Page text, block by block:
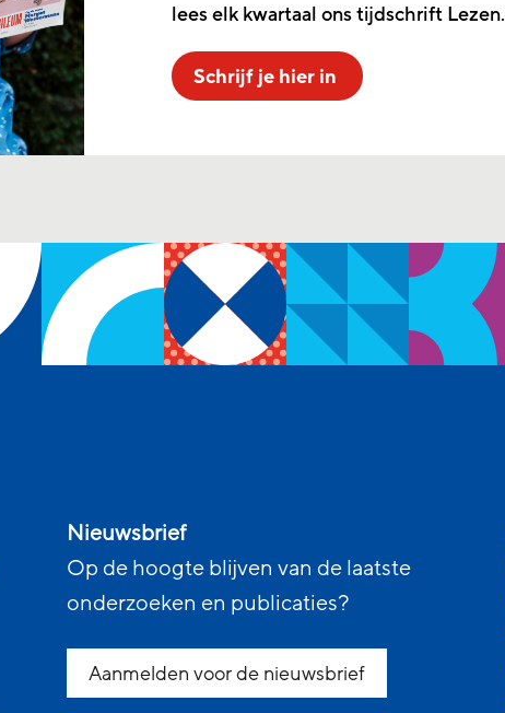
lees elk kwartaal ons tijdschrift Lezen.
Schrijf je hier in
Nieuwsbrief
Op de hoogte blijven van de laatste
onderzoeken en publicaties?
Aanmelden voor de nieuwsbrief